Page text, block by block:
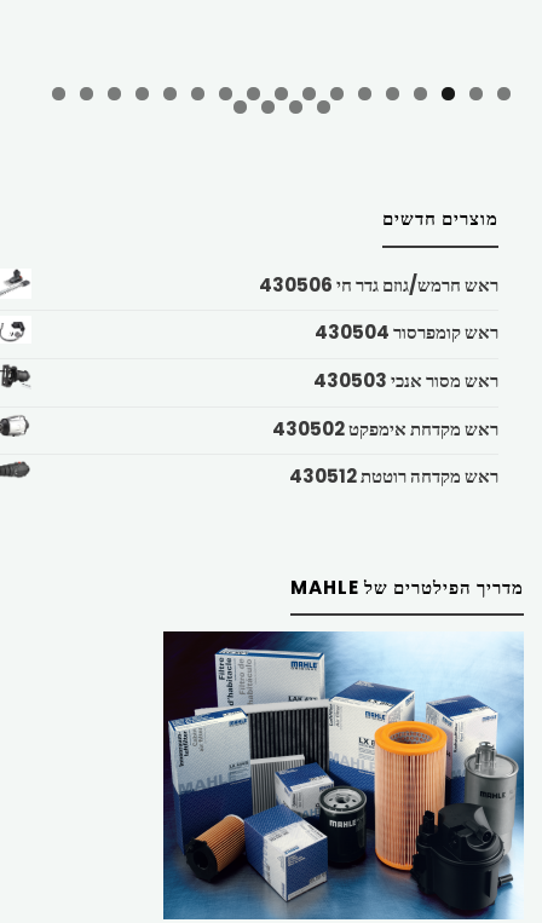
מוצרים חדשים
ראש חרמש/גוזם גדר חי 430506
ראש קומפרסור 430504
ראש מסור אנכי 430503
ראש מקדחת אימפקט 430502
ראש מקדחה רוטטת 430512
מדריך הפילטרים של MAHLE